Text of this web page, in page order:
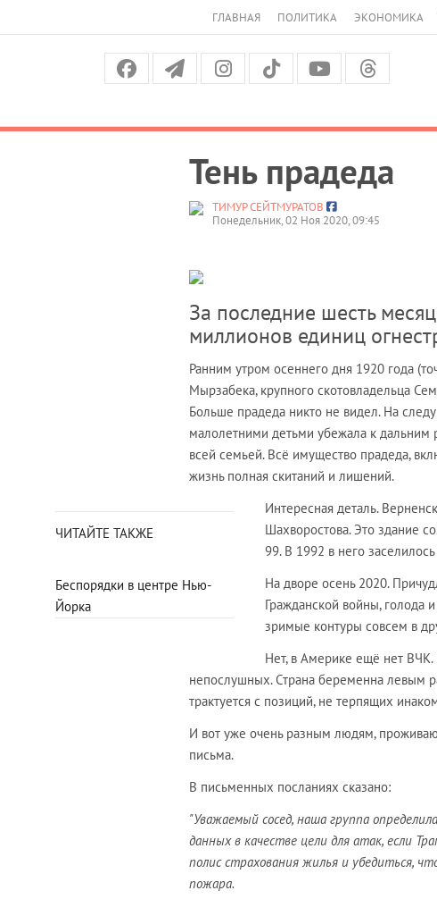
ГЛАВНАЯ ПОЛИТИКА ЭКОНОМИКА
Тень прадеда
ТИМУР СЕЙТМУРАТОВ
Понедельник, 02 Ноя 2020, 09:45
За последние шесть
миллионов единиц
Ранним утром осеннего дня 1920 года
Мырзабека, крупного скотовладельца
Больше прадеда никто не видел. На
малолетними детьми убежала к дальним
всей семьей. Всё имущество прадеда,
жизнь полная скитаний и лишений.
ЧИТАЙТЕ ТАКЖЕ
Беспорядки в центре Нью-
Йорка
Интересная деталь.
Шахворостова. Это здание
99. В 1992 в него
На дворе осень 2020.
Гражданской войны, голода
зримые контуры совсем в
Нет, в Америке ещё нет ВЧК.
непослушных. Страна беременна левым
трактуется с позиций, не терпящих
И вот уже очень разным людям,
письма.
В письменных посланиях сказано:
"Уважаемый сосед, наша группа
данных в качестве цели для атак, если
полис страхования жилья и убедиться,
пожара.